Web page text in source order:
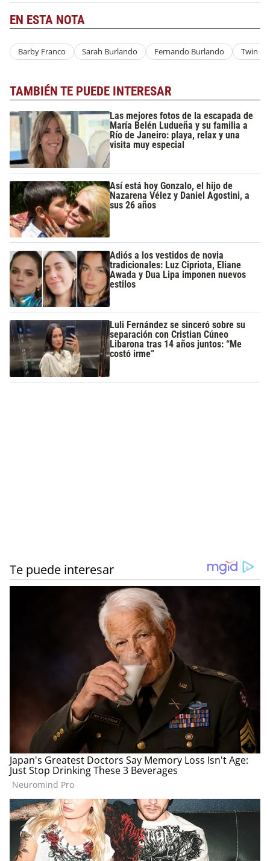
EN ESTA NOTA
Barby Franco Sarah Burlando Fernando Burlando Twin
TAMBIÉN TE PUEDE INTERESAR
Las mejores fotos de la escapada de
María Belén Ludueña y su familia a
Río de Janeiro: playa, relax y una
visita muy especial
Así está hoy Gonzalo, el hijo de
Nazarena Vélez y Daniel Agostini, a
sus 26 años
Adiós a los vestidos de novia
tradicionales: Luz Cipriota, Eliane
Awada y Dua Lipa imponen nuevos
estilos
Luli Fernández se sinceró sobre su
separación con Cristian Cúneo
Libarona tras 14 años juntos: “Me
costó irme”